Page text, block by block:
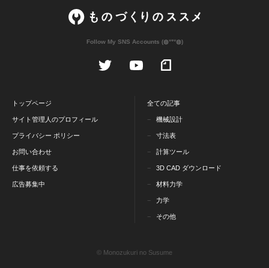
Follow My SNS Accounts (◍ᐡᐤᐡ◍)
トップページ
サイト管理人のプロフィール
プライバシー ポリシー
お問い合わせ
仕事を依頼する
広告募集中
全ての記事
機械設計
寸法表
計算ツール
3D CAD ダウンロード
材料力学
力学
その他
© Monozukuri no Susume